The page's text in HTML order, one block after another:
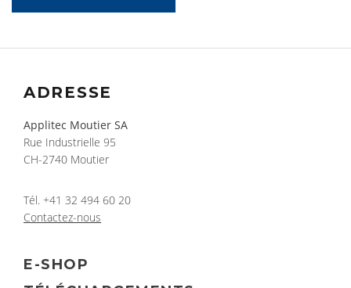
ADRESSE
Applitec Moutier SA
Rue Industrielle 95
CH-2740 Moutier
Tél. +41 32 494 60 20
Contactez-nous
E-SHOP